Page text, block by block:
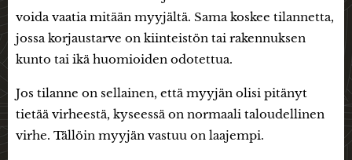
voida vaatia mitään myyjältä. Sama koskee tilannetta,
jossa korjaustarve on kiinteistön tai rakennuksen
kunto tai ikä huomioiden odotettua.
Jos tilanne on sellainen, että myyjän olisi pitänyt
tietää virheestä, kyseessä on normaali taloudellinen
virhe. Tällöin myyjän vastuu on laajempi.